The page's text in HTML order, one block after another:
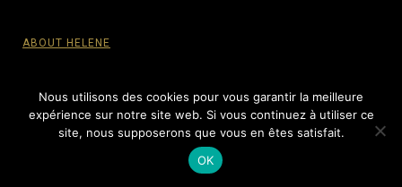
ABOUT HELENE
© SYNAXON EXPANSION, 2015-2022 - All Rights reserved.
Nous utilisons des cookies pour vous garantir la meilleure
expérience sur notre site web. Si vous continuez à utiliser ce
site, nous supposerons que vous en êtes satisfait.
OK